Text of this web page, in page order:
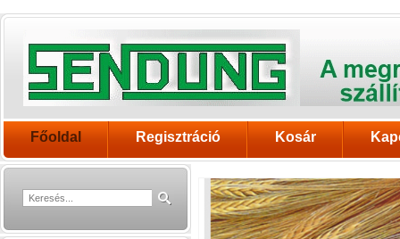
Főoldal Regisztráció Kosár